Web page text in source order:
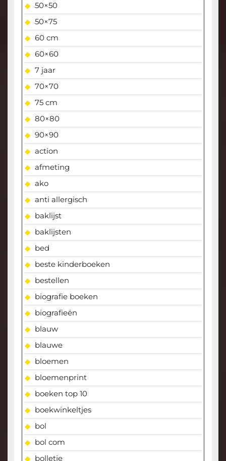
50×50
50×75
60 cm
60×60
7 jaar
70×70
75 cm
80×80
90×90
action
afmeting
ako
anti allergisch
baklijst
baklijsten
bed
beste kinderboeken
bestellen
biografie boeken
biografieën
blauw
blauwe
bloemen
bloemenprint
boeken top 10
boekwinkeltjes
bol
bol com
bolletje